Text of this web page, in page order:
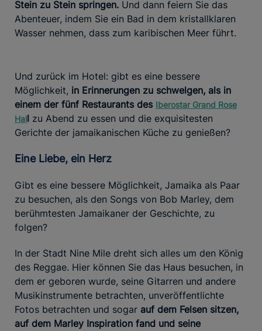
Stein zu Stein springen. Und dann feiern Sie das
Abenteuer, indem Sie ein Bad in dem kristallklaren
Wasser nehmen, dass zum karibischen Meer führt.
Und zurück im Hotel: gibt es eine bessere
Möglichkeit, in Erinnerungen zu schwelgen, als in
einem der fünf Restaurants des Iberostar Grand Rose
Hal l zu Abend zu essen und die exquisitesten
Gerichte der jamaikanischen Küche zu genießen?
Eine Liebe, ein Herz
Gibt es eine bessere Möglichkeit, Jamaika als Paar
zu besuchen, als den Songs von Bob Marley, dem
berühmtesten Jamaikaner der Geschichte, zu
folgen?
In der Stadt Nine Mile dreht sich alles um den König
des Reggae. Hier können Sie das Haus besuchen, in
dem er geboren wurde, seine Gitarren und andere
Musikinstrumente betrachten, unveröffentlichte
Fotos betrachten und sogar auf dem Felsen sitzen,
auf dem Marley Inspiration fand und seine